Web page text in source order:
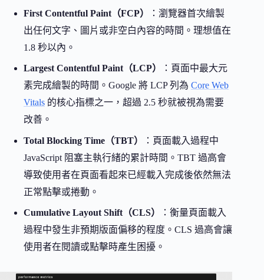
First Contentful Paint（FCP）
：瀏覽器首次繪製
出任何文字、圖片或非空白內容的時間。理想值在
1.8 秒以內。
Largest Contentful Paint（LCP）
：頁面中最大元
素完成繪製的時間。Google 將 LCP 列為 Core Web
Vitals 的核心指標之一，超過 2.5 秒就被視為需要
改善。
Total Blocking Time（TBT）
：頁面載入過程中
JavaScript 阻塞主執行緒的累計時間。TBT 過高會
導致使用者在頁面看起來已經載入完成後依然無法
正常點擊或捲動。
Cumulative Layout Shift（CLS）
：衡量頁面載入
過程中發生非預期版面偏移的程度。CLS 過高會讓
使用者在閱讀或點擊時產生困擾。